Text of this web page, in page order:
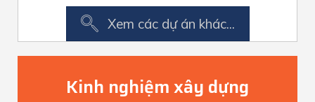
Xem các dự án khác...
Kinh nghiệm xây dựng